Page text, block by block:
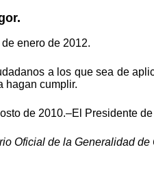
enero de 2012.
a los que sea de
hagan cumplir.
de 2010.–El Presidente
Oficial de la Generalidad